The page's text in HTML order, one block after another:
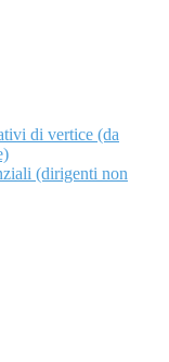
di vertice (da
(dirigenti non